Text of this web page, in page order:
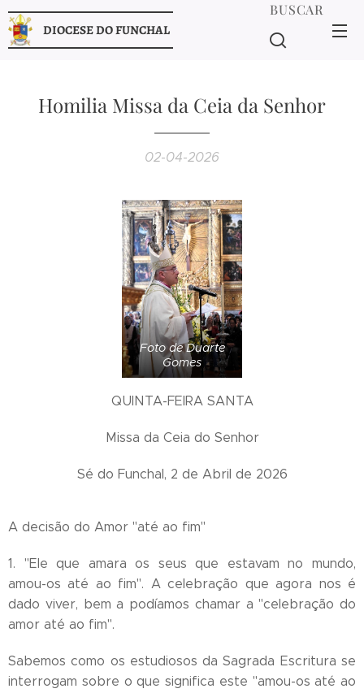
DIOCESE DO FUNCHAL
BUSCAR
Homilia Missa da Ceia da Senhor
02-04-2026
Foto de Duarte
Gomes
QUINTA-FEIRA SANTA
Missa da Ceia do Senhor
Sé do Funchal, 2 de Abril de 2026
A decisão do Amor "até ao fim"
1. "Ele que amara os seus que estavam no mundo,
amou-os até ao fim". A celebração que agora nos é
dado viver, bem a podíamos chamar a "celebração do
amor até ao fim".
Sabemos como os estudiosos da Sagrada Escritura se
interrogam sobre o que significa este "amou-os até ao